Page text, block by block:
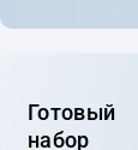
Готовый
набор